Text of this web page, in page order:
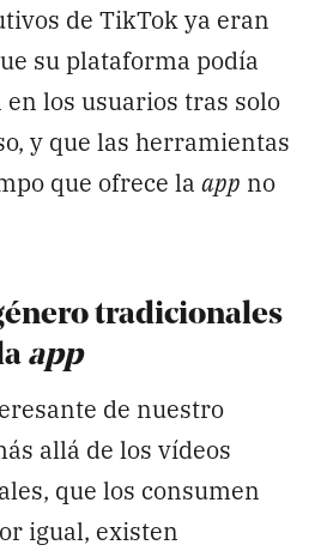
de TikTok ya eran
su plataforma podía
los usuarios tras solo
y que las herramientas
que ofrece la app no
tradicionales
app
de nuestro
allá de los vídeos
que los consumen
igual, existen